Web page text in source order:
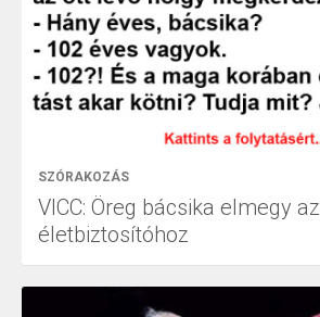
SZÓRAKOZÁS
VICC: Öreg bácsika elmegy az
életbiztosítóhoz